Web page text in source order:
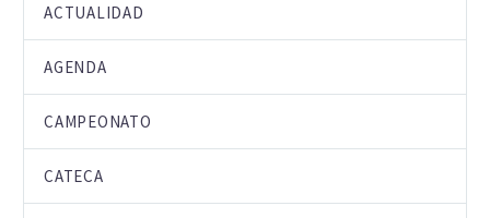
ACTUALIDAD
AGENDA
CAMPEONATO
CATECA